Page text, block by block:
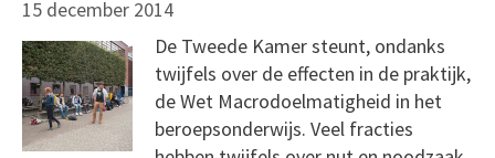
15 december 2014
De Tweede Kamer steunt, ondanks
twijfels over de effecten in de praktijk,
de Wet Macrodoelmatigheid in het
beroepsonderwijs. Veel fracties